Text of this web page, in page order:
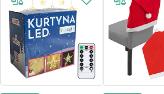
sieciowe ~220V - ~240V
metal, tworzywo
3001 - 3500 lm
złoty, transparentny
zintegrowane źródło